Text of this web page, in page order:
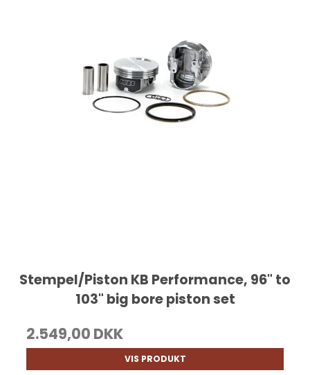
Stempel/Piston KB Performance, 96" to
103" big bore piston set
2.549,00 DKK
VIS PRODUKT